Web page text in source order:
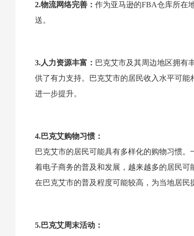
2.物流网络完善： 作为亚马逊的FBA仓库所在
送。
3.人力资源丰富： 巴克艾市及其周边地区拥有
供了有力支持。巴克艾市的居民收入水平可
进一步提升。
4.巴克艾购物习惯：
巴克艾市的居民可能具有多样化的购物习惯
着电子商务的普及和发展，越来越多的居民
在巴克艾市的普及程度可能较高，为当地居民
5.巴克艾周末活动：